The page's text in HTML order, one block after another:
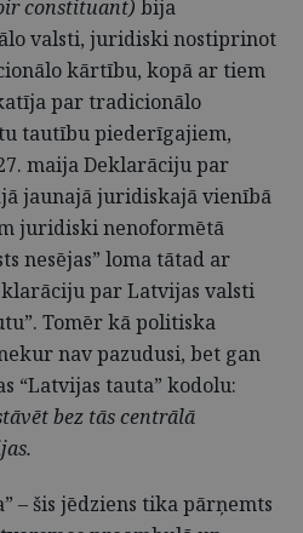
constituant) bija
valsti, juridiski nostiprinot
kārtību, kopā ar tiem
par tradicionālo
tautību piederīgajiem,
maija Deklarāciju par
jaunajā juridiskajā vienībā
juridiski nenoformētā
nesējas” loma tātad ar
par Latvijas valsti
Tomēr kā politiska
nav pazudusi, bet gan
“Latvijas tauta” kodolu:
bez tās centrālā
– šis jēdziens tika pārņemts